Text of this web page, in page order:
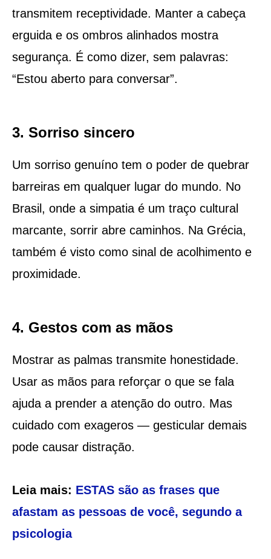
transmitem receptividade. Manter a cabeça
erguida e os ombros alinhados mostra
segurança. É como dizer, sem palavras:
“Estou aberto para conversar”.
3. Sorriso sincero
Um sorriso genuíno tem o poder de quebrar
barreiras em qualquer lugar do mundo. No
Brasil, onde a simpatia é um traço cultural
marcante, sorrir abre caminhos. Na Grécia,
também é visto como sinal de acolhimento e
proximidade.
4. Gestos com as mãos
Mostrar as palmas transmite honestidade.
Usar as mãos para reforçar o que se fala
ajuda a prender a atenção do outro. Mas
cuidado com exageros — gesticular demais
pode causar distração.
Leia mais: ESTAS são as frases que
afastam as pessoas de você, segundo a
psicologia